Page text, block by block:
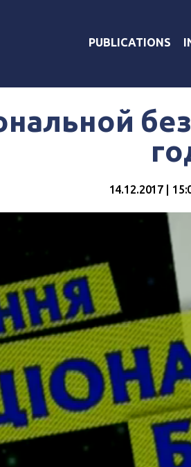
PUBLICATIONS
14.12.2017 |